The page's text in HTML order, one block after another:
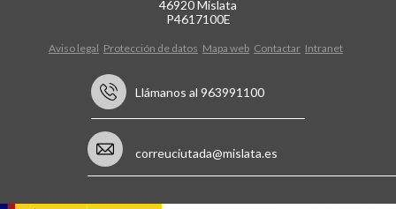
46920 Mislata
P4617100E
Aviso legal Protección de datos Mapa web Contactar Intranet
Llámanos al 963991100
correuciutada@mislata.es